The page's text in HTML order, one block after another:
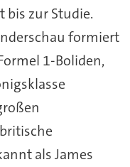
zur Studie.
formiert
1-Boliden,
als James